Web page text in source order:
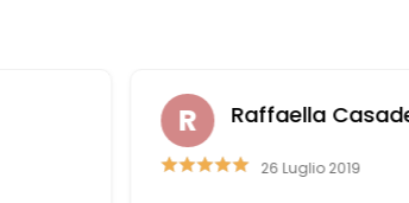
Raffaella
26 Luglio 2019